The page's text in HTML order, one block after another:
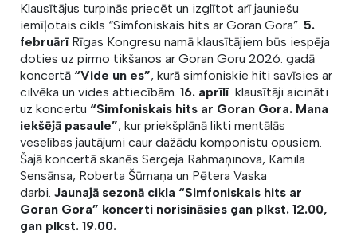
Klausītājus turpinās priecēt un izglītot arī jauniešu
iemīļotais cikls “Simfoniskais hits ar Goran Gora”. 5.
februārīRīgas Kongresu namā klausītājiem būs iespēja
doties uz pirmo tikšanos ar Goran Goru 2026. gadā
koncertā “Vide un es”, kurā simfoniskie hiti savīsies ar
cilvēka un vides attiecībām. 16. aprīlīklausītāji aicināti
uz koncertu “Simfoniskais hits ar Goran Gora. Mana
iekšējā pasaule”, kur priekšplānā likti mentālās
veselības jautājumi caur dažādu komponistu opusiem.
Šajā koncertā skanēs Sergeja Rahmaņinova, Kamila
Sensānsa, Roberta Šūmaņa un Pētera Vaska
darbi. Jaunajā sezonā cikla “Simfoniskais hits ar
Goran Gora” koncerti norisināsies gan plkst. 12.00,
gan plkst. 19.00.